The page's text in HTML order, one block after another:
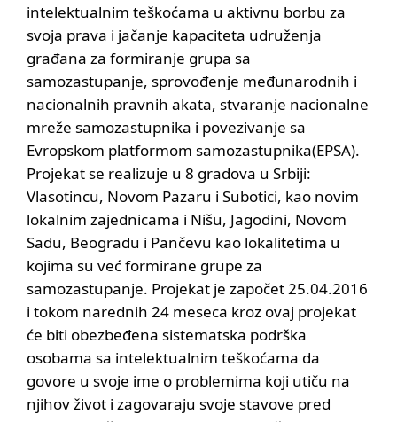
intelektualnim teškoćama u aktivnu borbu za
svoja prava i jačanje kapaciteta udruženja
građana za formiranje grupa sa
samozastupanje, sprovođenje međunarodnih i
nacionalnih pravnih akata, stvaranje nacionalne
mreže samozastupnika i povezivanje sa
Evropskom platformom samozastupnika(EPSA).
Projekat se realizuje u 8 gradova u Srbiji:
Vlasotincu, Novom Pazaru i Subotici, kao novim
lokalnim zajednicama i Nišu, Jagodini, Novom
Sadu, Beogradu i Pančevu kao lokalitetima u
kojima su već formirane grupe za
samozastupanje. Projekat je započet 25.04.2016
i tokom narednih 24 meseca kroz ovaj projekat
će biti obezbeđena sistematska podrška
osobama sa intelektualnim teškoćama da
govore u svoje ime o problemima koji utiču na
njihov život i zagovaraju svoje stavove pred